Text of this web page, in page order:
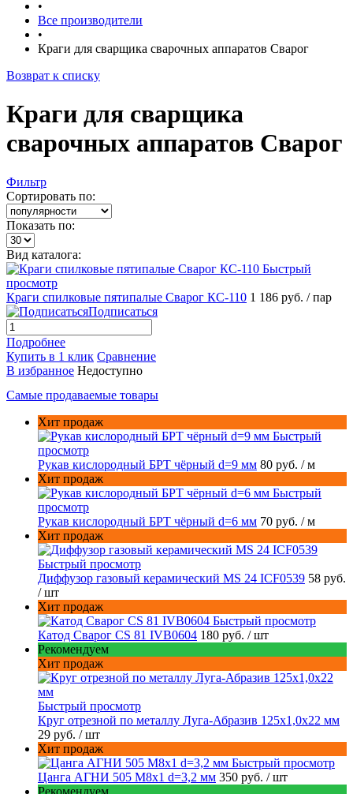
•
Все производители
•
Краги для сварщика сварочных аппаратов Сварог
Возврат к списку
Краги для сварщика
сварочных аппаратов Сварог
Фильтр
Сортировать по:
Показать по:
Вид каталога:
Быстрый
просмотр
Краги спилковые пятипалые Сварог КС-110 1 186 руб. / пар
Подписаться
Подробнее
Купить в 1 клик Сравнение
В избранное Недоступно
Самые продаваемые товары
Хит продаж
Быстрый
просмотр
Рукав кислородный БРТ чёрный d=9 мм 80 руб. / м
Хит продаж
Быстрый
просмотр
Рукав кислородный БРТ чёрный d=6 мм 70 руб. / м
Хит продаж
Быстрый просмотр
Диффузор газовый керамический MS 24 ICF0539 58 руб.
/ шт
Хит продаж
Быстрый просмотр
Катод Сварог CS 81 IVB0604 180 руб. / шт
Рекомендуем
Хит продаж
Быстрый просмотр
Круг отрезной по металлу Луга-Абразив 125x1,0x22 мм
29 руб. / шт
Хит продаж
Быстрый просмотр
Цанга АГНИ 505 М8х1 d=3,2 мм 350 руб. / шт
Рекомендуем